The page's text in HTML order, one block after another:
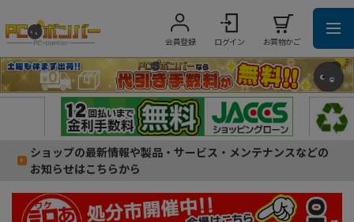
会員登録 ログイン お買物かご
ショップの最新情報や製品・サービス・メンテナンスなどの
お知らせはこちらから